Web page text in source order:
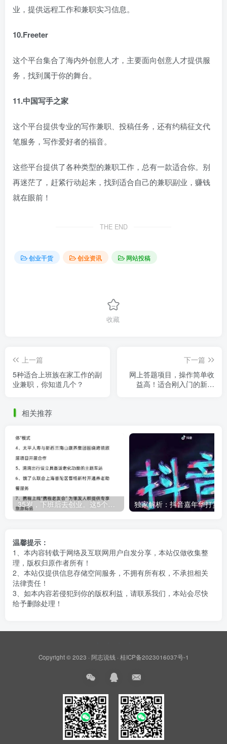
业，提供远程工作和兼职实习信息。
10.Freeter
这个平台集合了海内外创意人才，主要面向创意人才提供服
务，找到属于你的舞台。
11.中国写手之家
这个平台提供专业的写作兼职、投稿任务，还有约稿征文代
笔服务，写作爱好者的福音。
这些平台提供了各种类型的兼职工作，总有一款适合你。别
再迷茫了，赶紧行动起来，找到适合自己的兼职副业，赚钱
就在眼前！
THE END
创业干货 创业资讯 网站投稿
收藏
上一篇
5种适合上班族在家工作的副
业兼职，你知道几个？
下一篇
网上答题项目，操作简单收
益高！适合刚入门的新人
相关推荐
温馨提示：
1、本内容转载于网络及互联网用户自发分享，本站仅做收集整
理，版权归原作者所有！
2、本站仅提供信息存储空间服务，不拥有所有权，不承担相关
法律责任！
3、如本内容若侵犯到你的版权利益，请联系我们，本站会尽快
给予删除处理！
Copyright © 2023 · 阿志说钱 · 桂ICP备2023016037号-1